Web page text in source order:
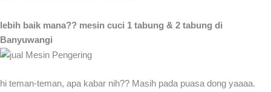
lebih baik mana?? mesin cuci 1 tabung & 2 tabung di
Banyuwangi
hi teman-teman, apa kabar nih?? Masih pada puasa dong yaaaa.